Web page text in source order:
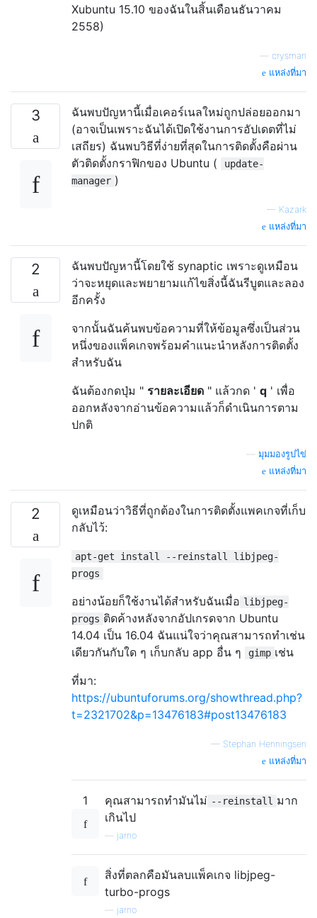
Xubuntu 15.10 ของฉันในสิ้นเดือนธันวาคม
2558)
crysman
แหล่งที่มา
3
ฉันพบปัญหานี้เมื่อเคอร์เนลใหม่ถูกปล่อยออกมา
(อาจเป็นเพราะฉันได้เปิดใช้งานการอัปเดตที่ไม่
เสถียร) ฉันพบวิธีที่ง่ายที่สุดในการติดตั้งคือผ่าน
ตัวติดตั้งกราฟิกของ Ubuntu (
update-
manager )
— Kazark
แหล่งที่มา
2
ฉันพบปัญหานี้โดยใช้ synaptic เพราะดูเหมือน
ว่าจะหยุดและพยายามแก้ไขสิ่งนี้ฉันรีบูตและลอง
อีกครั้ง
จากนั้นฉันค้นพบข้อความที่ให้ข้อมูลซึ่งเป็นส่วน
หนึ่งของแพ็คเกจพร้อมคำแนะนำหลังการติดตั้ง
สำหรับฉัน
ฉันต้องกดปุ่ม " รายละเอียด " แล้วกด ' q ' เพื่อ
ออกหลังจากอ่านข้อความแล้วก็ดำเนินการตาม
ปกติ
มุมมองรูปไข่
แหล่งที่มา
2
ดูเหมือนว่าวิธีที่ถูกต้องในการติดตั้งแพคเกจที่เก็บ
กลับไว้:
apt-get install --reinstall libjpeg-
progs
อย่างน้อยก็ใช้งานได้สำหรับฉันเมื่อ libjpeg-
progs ติดค้างหลังจากอัปเกรดจาก Ubuntu
14.04 เป็น 16.04 ฉันแน่ใจว่าคุณสามารถทำเช่น
เดียวกันกับใด ๆ เก็บกลับ app อื่น ๆ
gimp เช่น
ที่มา:
https://ubuntuforums.org/showthread.php?
t=2321702&p=13476183#post13476183
— Stephan Henningsen
แหล่งที่มา
1 คุณสามารถทำมันไม่ --reinstall มาก
เกินไป
jarno
สิ่งที่ตลกคือมันลบแพ็คเกจ libjpeg-
turbo-progs
jarno